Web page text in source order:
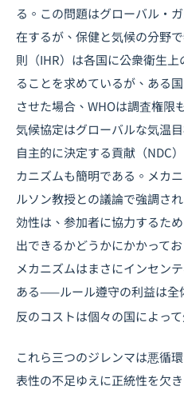
る。この問題はグローバル・
在するが、保健と気候の分野
則（IHR）は各国に公衆衛生
ることを求めているが、ある
させた場合、WHOは調査権限
気候協定はグローバルな気温
自主的に決定する貢献（NDC
カニズムも簡明である。メカ
ルソン教授との議論で強調さ
効性は、参加者に協力するた
出できるかどうかにかかって
メカニズムはまさにインセン
ある——ルール遵守の利益は全
反のコストは個々の国によっ
これら三つのジレンマは悪循
表性の不足ゆえに正統性を欠